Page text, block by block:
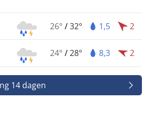
26° /32° 1,5 2
24° /28° 8,3 2
14 dagen